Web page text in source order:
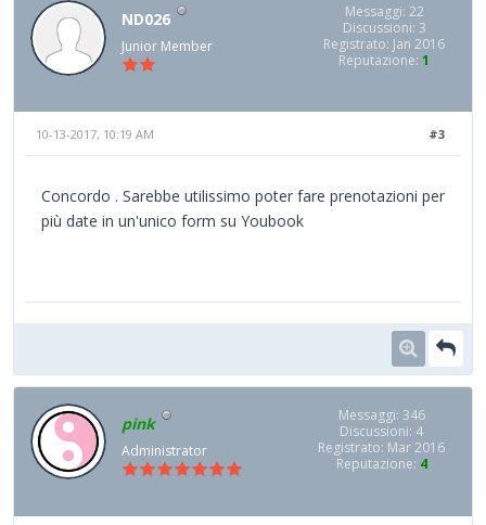
ND026
Junior Member
Messaggi: 22
Discussioni: 3
Registrato: Jan 2016
Reputazione: 1
#3
10-13-2017, 10:19 AM
Concordo . Sarebbe utilissimo poter fare prenotazioni per
più date in un'unico form su Youbook
pink
Administrator
Messaggi: 346
Discussioni: 4
Registrato: Mar 2016
Reputazione: 4